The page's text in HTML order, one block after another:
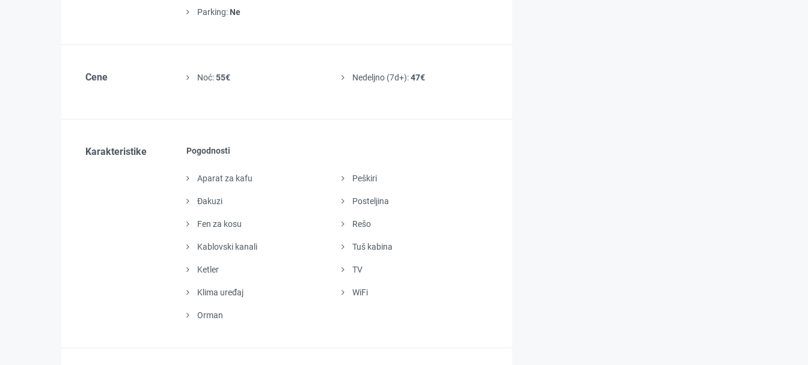
Parking: Ne
Cene Noć:55€ Nedeljno (7d+):47€
Karakteristike Pogodnosti
Aparat za kafu
Đakuzi
Fen za kosu
Kablovski kanali
Ketler
Klima uređaj
Orman
Peškiri
Posteljina
Rešo
Tuš kabina
TV
WiFi